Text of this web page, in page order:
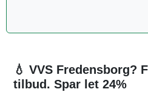
💧 VVS Fredensborg?
tilbud. Spar let 24%